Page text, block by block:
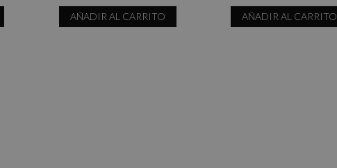
AÑADIR AL CARRITO AÑADIR AL CARRITO